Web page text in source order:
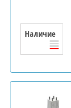
Наличие